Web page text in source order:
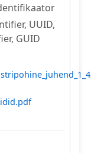
UUID,
GUID